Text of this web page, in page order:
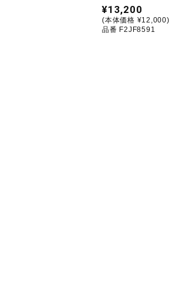
¥13,200
(本体価格 ¥12,000)
品番 F2JF8591